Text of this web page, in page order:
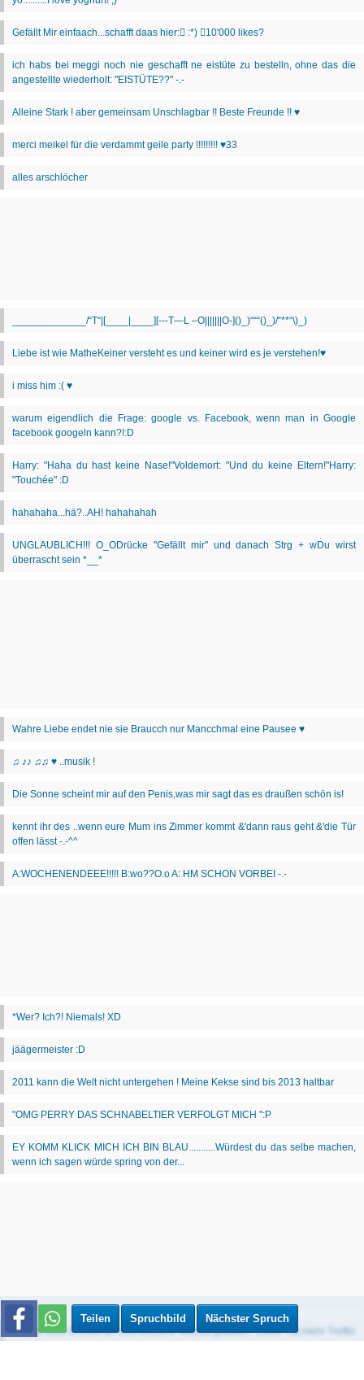
Teilen Spruchbild Nächster Spruch